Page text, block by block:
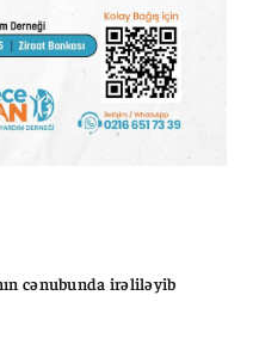
cənubunda irəliləyib